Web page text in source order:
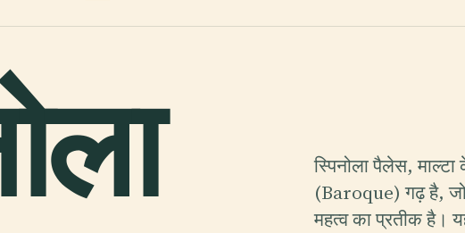
स्पिनोला पैलेस,
(Baroque) गढ़ है, जो
महत्व का प्रतीक है।